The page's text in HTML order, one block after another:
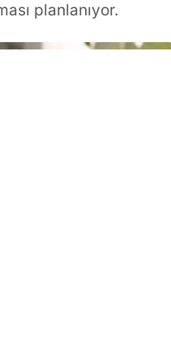
planlanıyor.